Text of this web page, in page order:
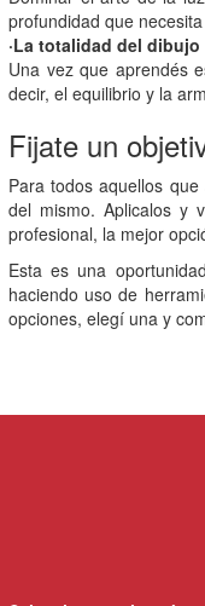
profundidad que
·La totalidad del dibujo
Una vez que aprendés
decir, el equilibrio y la
Fijate un
Para todos aquellos
del mismo. Aplicalos y
profesional, la mejor
Esta es una
haciendo uso de
opciones, elegí una y